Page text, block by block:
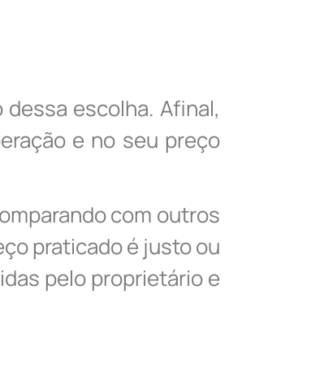
escolha. Afinal,
e no seu preço
com outros
praticado é justo ou
pelo proprietário e